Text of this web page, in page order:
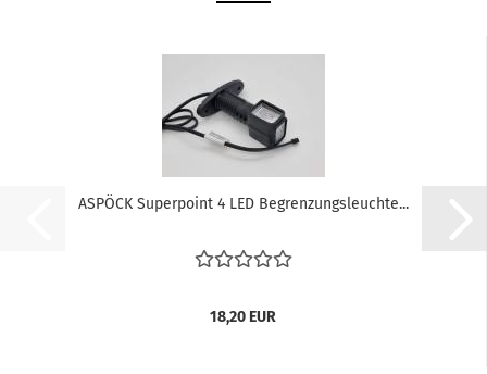
ASPÖCK Superpoint 4 LED Begrenzungsleuchte...
18,20 EUR